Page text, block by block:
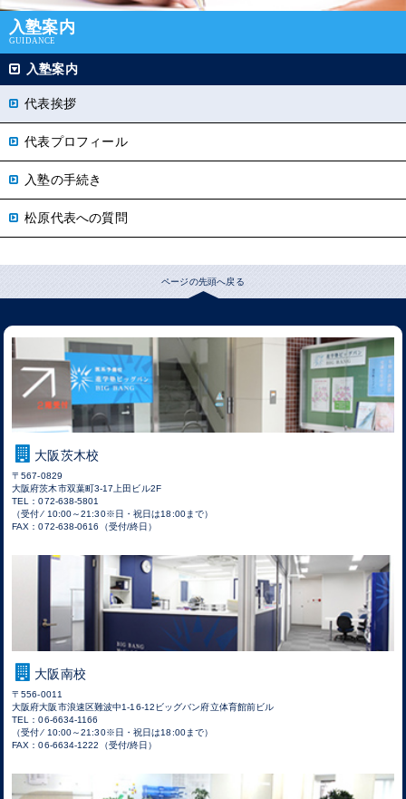
入塾案内
GUIDANCE
入塾案内
代表挨拶
代表プロフィール
入塾の手続き
松原代表への質問
ページの先頭へ戻る
大阪茨木校
〒567-0829
大阪府茨木市双葉町3-17上田ビル2F
TEL：072-638-5801
（受付 ⁄ 10:00～21:30※日・祝日は18:00まで）
FAX：072-638-0616（受付/終日）
大阪南校
〒556-0011
大阪府大阪市浪速区難波中1-16-12ビッグバン府立体育館前ビル
TEL：06-6634-1166
（受付 ⁄ 10:00～21:30※日・祝日は18:00まで）
FAX：06-6634-1222（受付/終日）